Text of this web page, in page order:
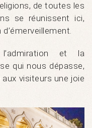
de toutes les
se réunissent ici,
et la
qui nous dépasse,
visiteurs une joie